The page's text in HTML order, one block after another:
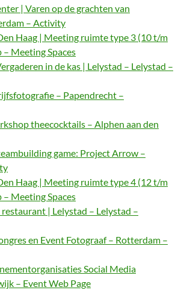
| Varen op de grachten van
– Activity
Haag | Meeting ruimte type 3 (10 t/m
Meeting Spaces
in de kas | Lelystad – Lelystad –
– Papendrecht –
theecocktails – Alphen aan den
game: Project Arrow –
Haag | Meeting ruimte type 4 (12 t/m
Meeting Spaces
| Lelystad – Lelystad –
en Event Fotograaf – Rotterdam –
Social Media
– Event Web Page